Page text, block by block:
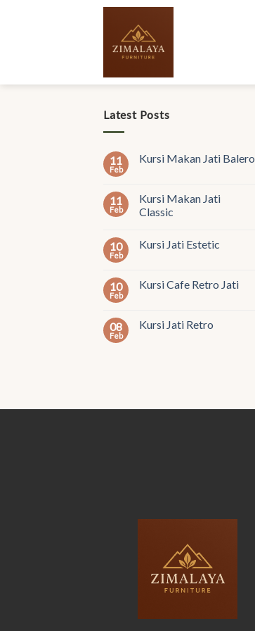
Latest Posts
11
Feb
Kursi Makan Jati Balero
11
Feb
Kursi Makan Jati
Classic
10
Feb
Kursi Jati Estetic
10
Feb
Kursi Cafe Retro Jati
08
Feb
Kursi Jati Retro